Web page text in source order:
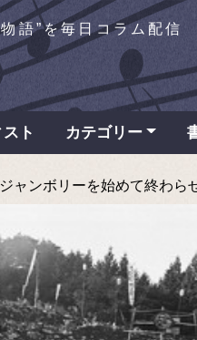
語”を毎日コラム配信
ト カテゴリー
ャンボリーを始めて終わら